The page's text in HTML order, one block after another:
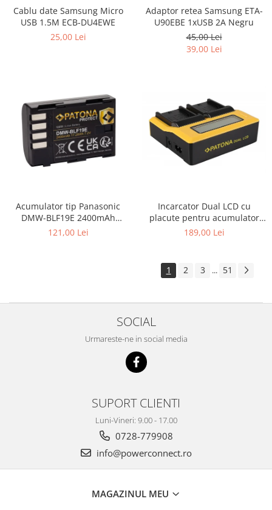
Cablu date Samsung Micro
USB 1.5M ECB-DU4EWE
25,00 Lei
Adaptor retea Samsung ETA-
U90EBE 1xUSB 2A Negru
45,00 Lei
39,00 Lei
Acumulator tip Panasonic
DMW-BLF19E 2400mAh
Patona Protect
121,00 Lei
Incarcator Dual LCD cu
placute pentru acumulator
Sony NP-F970 Patona
189,00 Lei
1 2 3 ... 51
SOCIAL
Urmareste-ne in social media
SUPORT CLIENTI
Luni-Vineri: 9.00 - 17.00
0728-779908
info@powerconnect.ro
MAGAZINUL MEU